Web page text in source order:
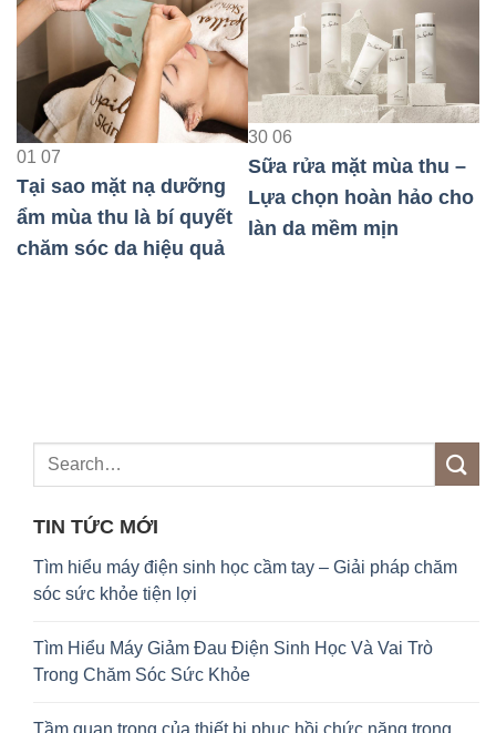
30 06
Sữa rửa mặt mùa thu –
Lựa chọn hoàn hảo cho
làn da mềm mịn
08
Bảo Vệ Da Nhạy Cảm
Khi Đi Máy Bay Hiệu
Quả Nhất
TIN TỨC MỚI
Tìm hiểu máy điện sinh học cầm tay – Giải pháp chăm
sóc sức khỏe tiện lợi
Tìm Hiểu Máy Giảm Đau Điện Sinh Học Và Vai Trò
Trong Chăm Sóc Sức Khỏe
Tầm quan trọng của thiết bị phục hồi chức năng trong